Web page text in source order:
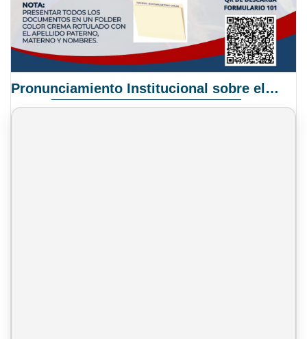
Pronunciamiento Institucional sobre el Proyecto de Ley N° 068/2025-2026 C.S.